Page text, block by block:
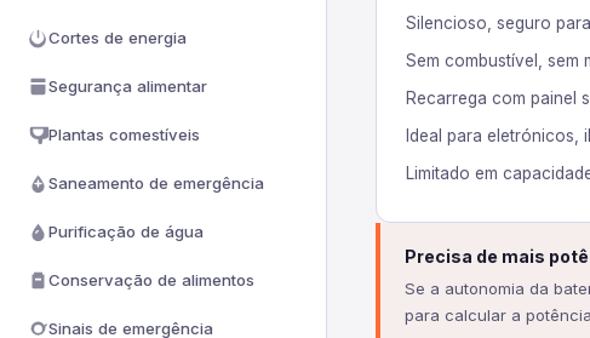
Cortes de energia
Segurança alimentar
Plantas comestíveis
Saneamento de emergência
Purificação de água
Conservação de alimentos
Sinais de emergência
Silencioso, seguro
Sem combustível, sem
Recarrega com painel
Ideal para eletrónicos,
Limitado em
Precisa de mais
Se a autonomia da
para calcular a